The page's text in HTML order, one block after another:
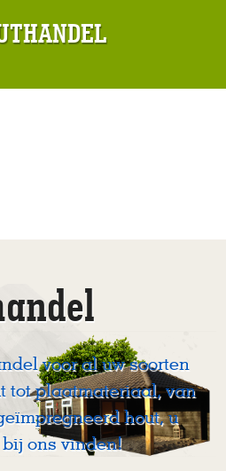
voor al uw soorten
tot plaatmateriaal, van
hout, u
ons vinden!